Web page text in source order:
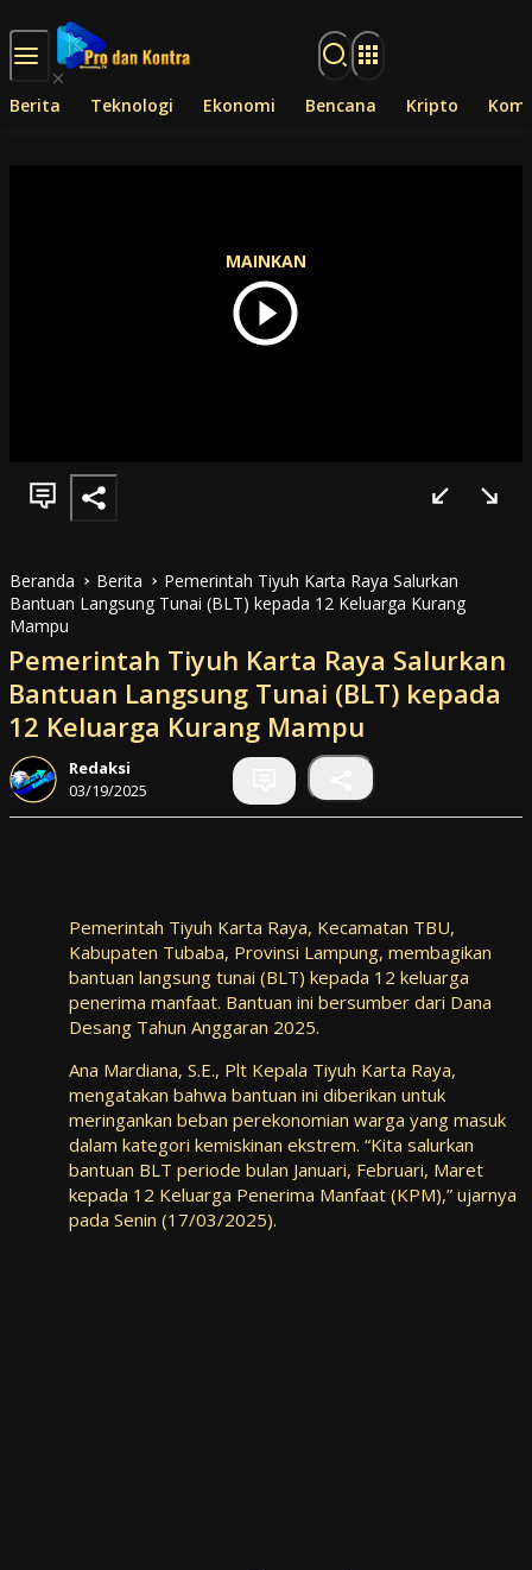
Berita Teknologi Ekonomi Bencana Kripto
MAINKAN
Beranda Berita
Pemerintah Tiyuh Karta Raya Salurkan
Bantuan Langsung Tunai (BLT) kepada 12 Keluarga Kurang
Mampu
Pemerintah Tiyuh Karta Raya Salurkan
Bantuan Langsung Tunai (BLT) kepada
12 Keluarga Kurang Mampu
Redaksi
03/19/2025
Pemerintah Tiyuh Karta Raya, Kecamatan TBU,
Kabupaten Tubaba, Provinsi Lampung, membagikan
bantuan langsung tunai (BLT) kepada 12 keluarga
penerima manfaat. Bantuan ini bersumber dari Dana
Desang Tahun Anggaran 2025.
Ana Mardiana, S.E., Plt Kepala Tiyuh Karta Raya,
mengatakan bahwa bantuan ini diberikan untuk
meringankan beban perekonomian warga yang masuk
dalam kategori kemiskinan ekstrem. “Kita salurkan
bantuan BLT periode bulan Januari, Februari, Maret
kepada 12 Keluarga Penerima Manfaat (KPM),” ujarnya
pada Senin (17/03/2025).